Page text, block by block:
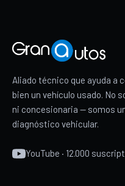
Aliado técnico que ayuda a
bien un vehículo usado. No
ni concesionaria — somos
diagnóstico vehicular.
YouTube · 12.000